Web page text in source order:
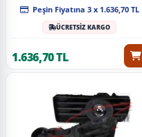
Peşin Fiyatına 3 x 1.636,70 TL
ÜCRETSİZ KARGO
1.636,70 TL